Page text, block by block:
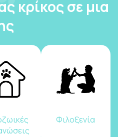
κρίκος σε μια
Φιλοξενία